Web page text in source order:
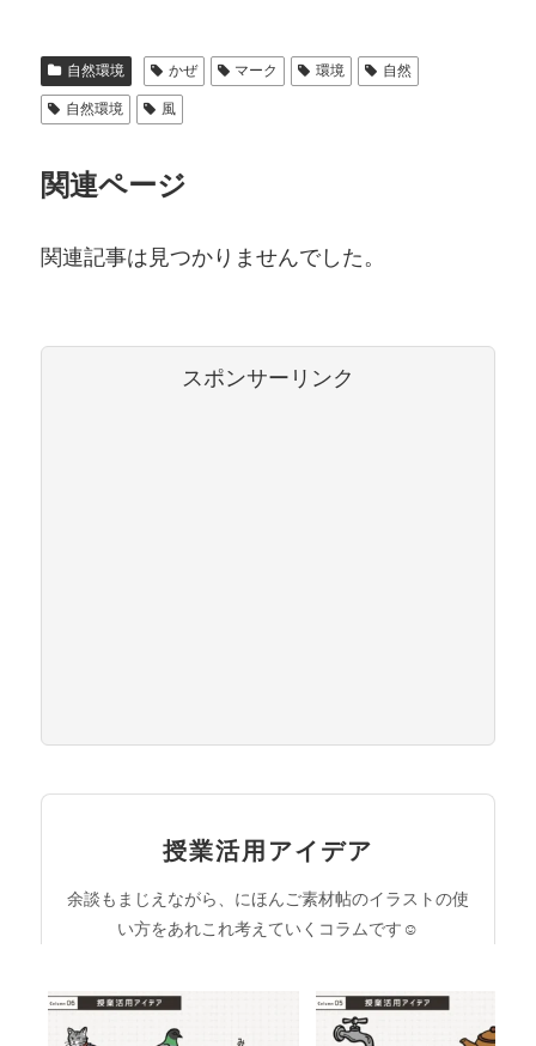
自然環境 かぜ マーク 環境 自然
自然環境 風
関連ページ
関連記事は見つかりませんでした。
スポンサーリンク
授業活用アイデア
余談もまじえながら、にほんご素材帖のイラストの使
い方をあれこれ考えていくコラムです☺︎